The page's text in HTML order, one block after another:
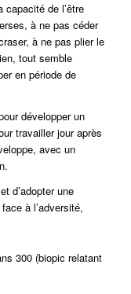
de l’être
à ne pas céder
à ne pas plier le
tout semble
en période de
développer un
travailler jour après
avec un
d’adopter une
à l’adversité,
300 (biopic relatant